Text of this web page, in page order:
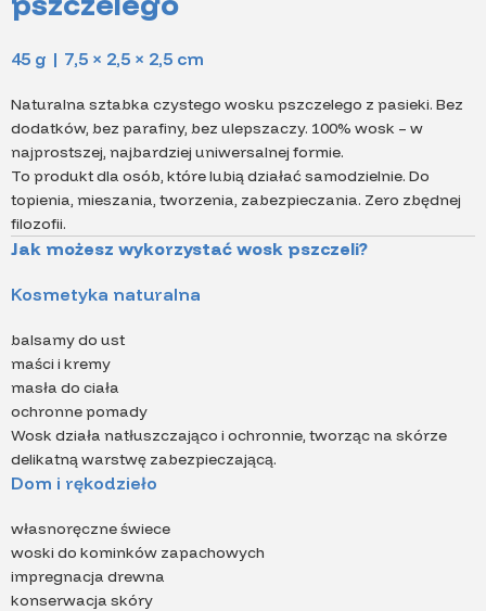
45 g | 7,5 × 2,5 × 2,5 cm
Naturalna sztabka czystego wosku pszczelego z pasieki. Bez
dodatków, bez parafiny, bez ulepszaczy. 100% wosk – w
najprostszej, najbardziej uniwersalnej formie.
To produkt dla osób, które lubią działać samodzielnie. Do
topienia, mieszania, tworzenia, zabezpieczania. Zero zbędnej
filozofii.
Jak możesz wykorzystać wosk pszczeli?
Kosmetyka naturalna
balsamy do ust
maści i kremy
masła do ciała
ochronne pomady
Wosk działa natłuszczająco i ochronnie, tworząc na skórze
delikatną warstwę zabezpieczającą.
Dom i rękodzieło
własnoręczne świece
woski do kominków zapachowych
impregnacja drewna
konserwacja skóry